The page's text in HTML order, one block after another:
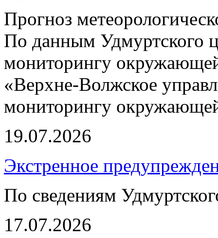
Прогноз
По данным Удмуртского
мониторингу
«Верхне-Волжское
мониторингу
19.07.2026
Экстренное
По сведениям
17.07.2026